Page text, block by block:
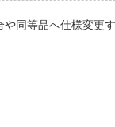
同等品へ仕様変更